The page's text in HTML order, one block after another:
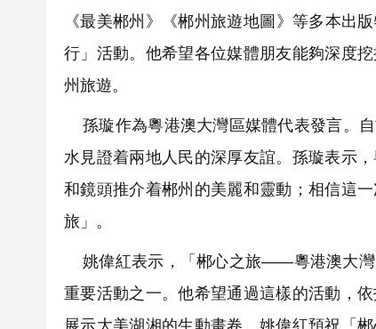
《最美郴州》《郴州旅遊地圖》等多本
行」活動。他希望各位媒體朋友能夠深度
州旅遊。
孫璇作為粵港澳大灣區媒體代表發言。
水見證着兩地人民的深厚友誼。孫璇表示
和鏡頭推介着郴州的美麗和靈動；相信這
旅」。
姚偉紅表示，「郴心之旅——粵港澳大灣
重要活動之一。他希望通過這樣的活動，